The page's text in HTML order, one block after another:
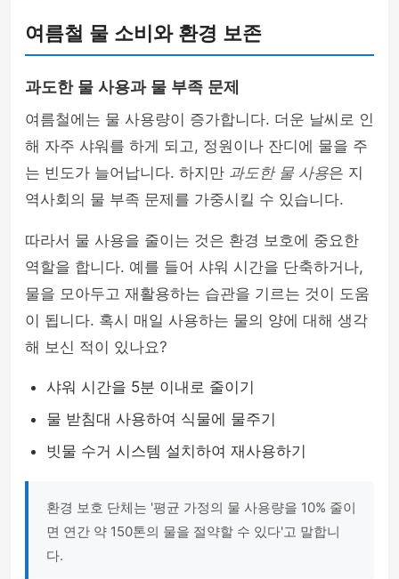
여름철 물 소비와 환경 보존
과도한 물 사용과 물 부족 문제
여름철에는 물 사용량이 증가합니다. 더운 날씨로 인
해 자주 샤워를 하게 되고, 정원이나 잔디에 물을 주
는 빈도가 늘어납니다. 하지만 과도한 물 사용은 지
역사회의 물 부족 문제를 가중시킬 수 있습니다.
따라서 물 사용을 줄이는 것은 환경 보호에 중요한
역할을 합니다. 예를 들어 샤워 시간을 단축하거나,
물을 모아두고 재활용하는 습관을 기르는 것이 도움
이 됩니다. 혹시 매일 사용하는 물의 양에 대해 생각
해 보신 적이 있나요?
샤워 시간을 5분 이내로 줄이기
물 받침대 사용하여 식물에 물주기
빗물 수거 시스템 설치하여 재사용하기
환경 보호 단체는 '평균 가정의 물 사용량을 10% 줄이
면 연간 약 150톤의 물을 절약할 수 있다'고 말합니
다.